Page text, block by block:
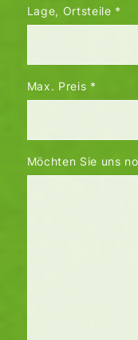
Lage, Ortsteile *
Max. Preis *
Möchten Sie uns